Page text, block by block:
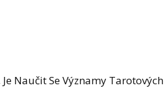
Naučit Se Významy Tarotových